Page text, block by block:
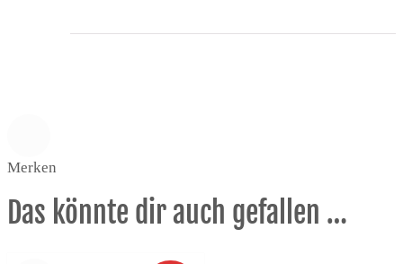
Merken
Das könnte dir auch gefallen …